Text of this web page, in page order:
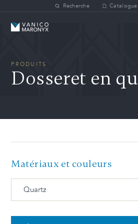
Skip to main contentRecherche Catalogue
Vanico-Maronyx
PRODUITS
Dosseret en
Matériaux et couleurs
Quartz